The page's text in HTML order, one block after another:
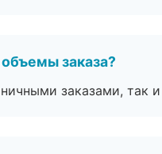
заказа?
заказами, так